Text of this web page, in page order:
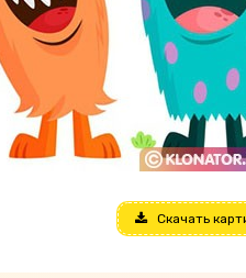
Скачать